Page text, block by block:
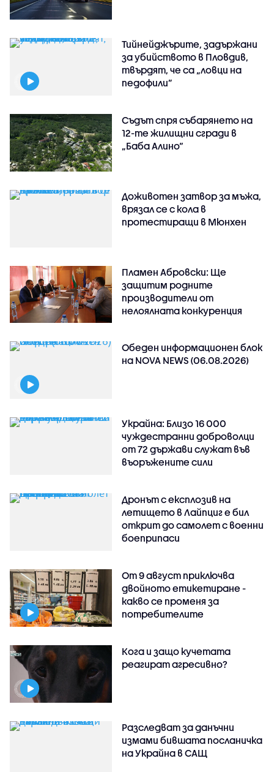
Тийнейджърите, задържани
за убийството в Пловдив,
твърдят, че са „ловци на
педофили”
Съдът спря събарянето на
12-те жилищни сгради в
„Баба Алино“
Доживотен затвор за мъжа,
врязал се с кола в
протестиращи в Мюнхен
Пламен Абровски: Ще
защитим родните
производители от
нелоялната конкуренция
Обеден информационен блок
на NOVA NEWS (06.08.2026)
Украйна: Близо 16 000
чуждестранни доброволци
от 72 държави служат във
въоръжените сили
Дронът с експлозив на
летището в Лайпциг е бил
открит до самолет с военни
боеприпаси
От 9 август приключва
двойното етикетиране -
какво се променя за
потребителите
Кога и защо кучетата
реагират агресивно?
Разследват за данъчни
измами бившата посланичка
на Украйна в САЩ